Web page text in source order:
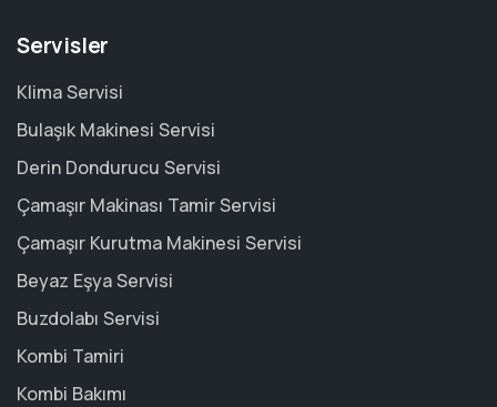
Servisler
Klima Servisi
Bulaşık Makinesi Servisi
Derin Dondurucu Servisi
Çamaşır Makinası Tamir Servisi
Çamaşır Kurutma Makinesi Servisi
Beyaz Eşya Servisi
Buzdolabı Servisi
Kombi Tamiri
Kombi Bakımı